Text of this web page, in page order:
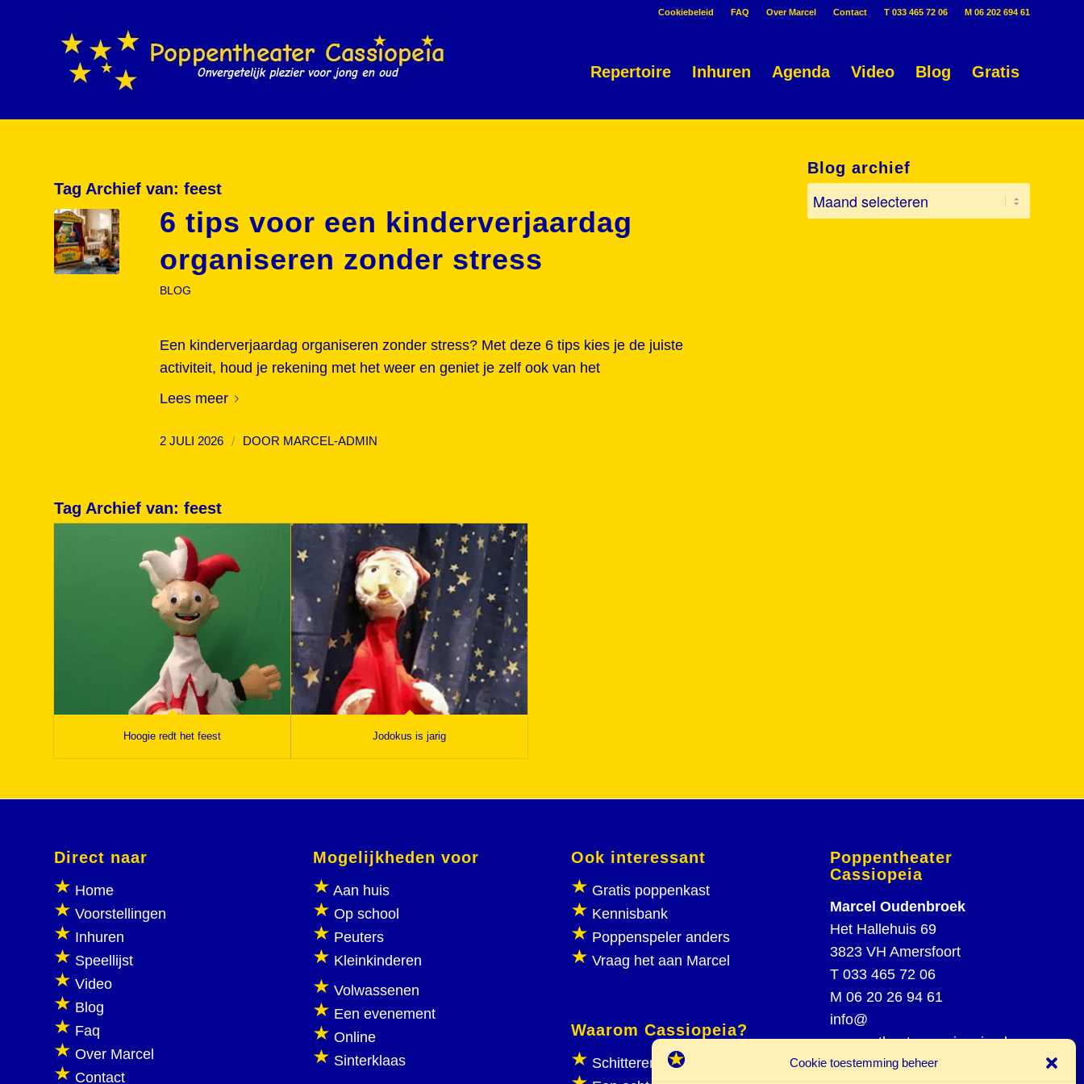
Cookie toestemming beheer
Cookiebeleid FAQ Over Marcel Contact T 033 465 72 06 M 06 202 694 61
Repertoire Inhuren Agenda Video Blog Gratis
Tag Archief van: feest
6 tips voor een kinderverjaardag
organiseren zonder stress
BLOG
Een kinderverjaardag organiseren zonder stress? Met deze 6 tips kies je de juiste
activiteit, houd je rekening met het weer en geniet je zelf ook van het
Lees meer
2 JULI 2026 / DOOR MARCEL-ADMIN
Tag Archief van: feest
Hoogie redt het feest Jodokus is jarig
Blog archief
Direct naar
Home
Voorstellingen
Inhuren
Speellijst
Video
Blog
Faq
Over Marcel
Contact
Mogelijkheden voor
Aan huis
Op school
Peuters
Kleinkinderen
Volwassenen
Een evenement
Online
Sinterklaas
Ook interessant
Gratis poppenkast
Kennisbank
Poppenspeler anders
Vraag het aan Marcel
Waarom Cassiopeia?
Schitterend poppenspel
Poppentheater
Cassiopeia
Marcel Oudenbroek
Het Hallehuis 69
3823 VH Amersfoort
T 033 465 72 06
M 06 20 26 94 61
info@
poppentheatercassiopeia.nl